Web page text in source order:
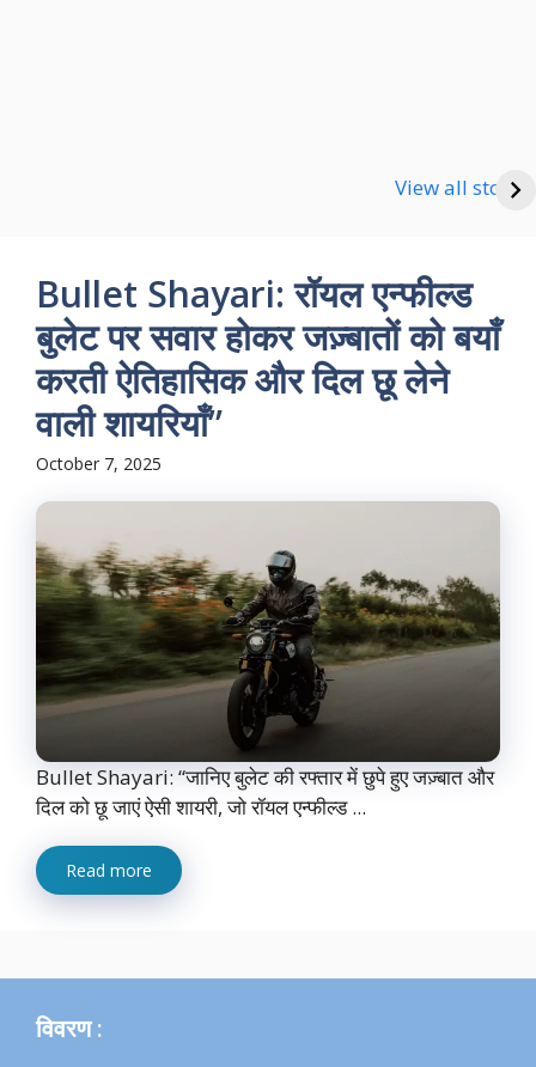
View all stories
Good Night Shayari
Bullet Shayari: रॉयल एन्फील्ड
बुलेट पर सवार होकर जज़्बातों को बयाँ
करती ऐतिहासिक और दिल छू लेने
वाली शायरियाँ”
October 7, 2025
Bullet Shayari: “जानिए बुलेट की रफ्तार में छुपे हुए जज़्बात और
दिल को छू जाएं ऐसी शायरी, जो रॉयल एन्फील्ड ...
Read more
विवरण :